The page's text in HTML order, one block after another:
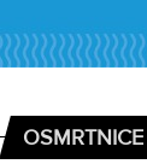
OSMRTNICE